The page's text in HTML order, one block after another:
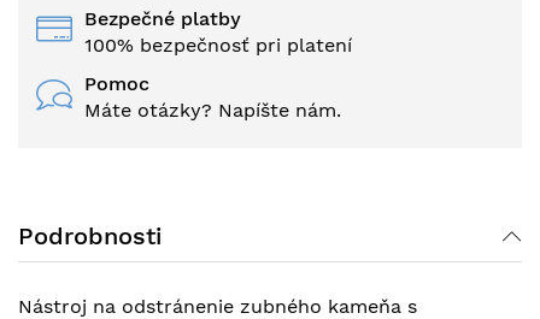
Bezpečné platby
100% bezpečnosť pri platení
Pomoc
Máte otázky? Napíšte nám.
Podrobnosti
Nástroj na odstránenie zubného kameňa s